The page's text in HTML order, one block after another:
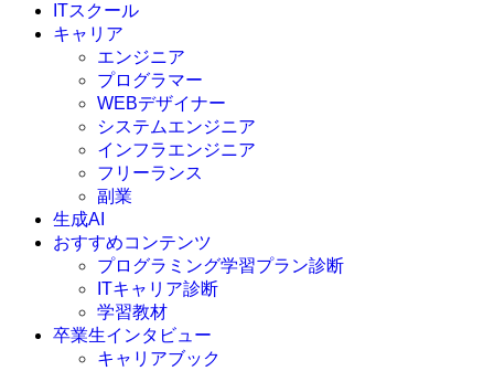
C言語
C#
VBA
Go言語
Kotlin
Java
JavaScript
Swift
Ruby
その他言語
ITスクール
キャリア
エンジニア
プログラマー
WEBデザイナー
システムエンジニア
インフラエンジニア
フリーランス
副業
生成AI
おすすめコンテンツ
プログラミング学習プラン診断
ITキャリア診断
学習教材
卒業生インタビュー
キャリアブック